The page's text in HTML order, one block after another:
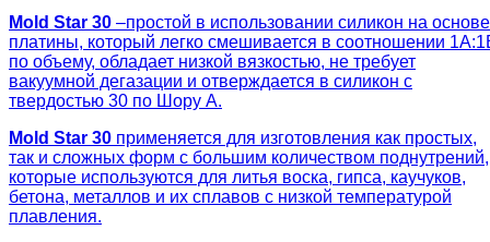
Mold Star 30 –простой в использовании силикон на основе
платины, который легко смешивается в соотношении
по объему, обладает низкой вязкостью, не требует
вакуумной дегазации и отверждается в силикон с
твердостью 30 по Шору А.
Mold Star 30 применяется для изготовления как простых,
так и сложных форм с большим количеством поднутрений,
которые используются для литья воска, гипса, каучуков,
бетона, металлов и их сплавов с низкой температурой
плавления.